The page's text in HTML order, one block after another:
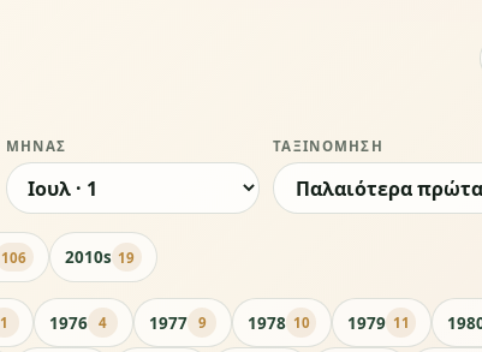
ΜΉΝΑΣ ΤΑΞΙΝΌΜΗΣΗ
106 2010s 19
1 1976 4 1977 9 1978 10 1979 11